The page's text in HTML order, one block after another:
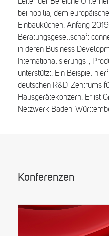
Leiter der Bereiche
bei nobilia, dem
Einbauküchen. Anfang
Beratungsgesellschaft
in deren Business
Internationalisierungs-,
unterstützt. Ein Beispiel
deutschen R&D-Zentrums
Hausgerätekonzern. Er ist
Netzwerk Baden-
Konferenzen